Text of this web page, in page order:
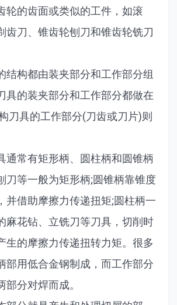
轮的齿面或类似的工件，如滚
齿刀、锥齿轮刨刀和锥齿轮铣刀
构都由装夹部分和工作部分组
具的装夹部分和工作部分都做在
刀具的工作部分(刀齿或刀片)则
常有矩形柄、圆柱柄和圆锥柄
刀等一般为矩形柄;圆锥柄靠锥度
并借助摩擦力传递扭矩;圆柱柄一
麻花钻、立铣刀等刀具，切削时
生的摩擦力传递扭转力矩。很多
部用低合金钢制成，而工作部分
部分对焊而成。